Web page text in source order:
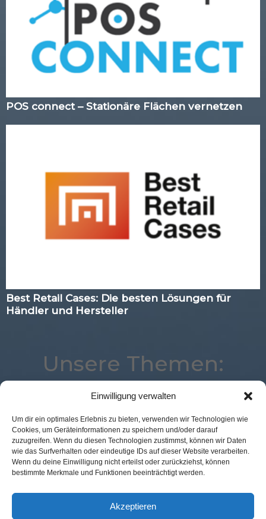
Einwilligung verwalten
Um dir ein optimales Erlebnis zu bieten, verwenden wir Technologien wie
Cookies, um Geräteinformationen zu speichern und/oder darauf
zuzugreifen. Wenn du diesen Technologien zustimmst, können wir Daten
wie das Surfverhalten oder eindeutige IDs auf dieser Website verarbeiten.
Wenn du deine Einwilligung nicht erteilst oder zurückziehst, können
bestimmte Merkmale und Funktionen beeinträchtigt werden.
Akzeptieren
POS connect – Stationäre Flächen vernetzen
Best Retail Cases: Die besten Lösungen für
Händler und Hersteller
Unsere Themen:
Corona Payment Künstliche Intelligenz
Loyalty
Best Retail Cases
Expertenwissen Studie
Augmented Reality
eCommerce
Analytics
Advertising
Digital Location
Commerce